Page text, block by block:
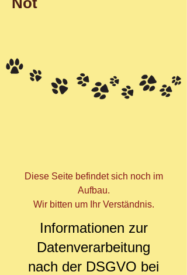
Diese Seite befindet sich noch im
Aufbau.
Wir bitten um Ihr Verständnis.
Informationen zur
Datenverarbeitung
nach der DSGVO bei